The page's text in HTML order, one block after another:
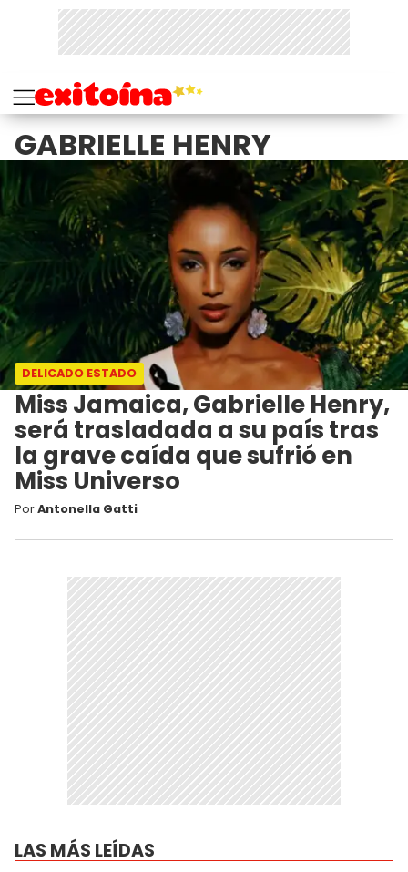
GABRIELLE HENRY
DELICADO ESTADO
Miss Jamaica, Gabrielle Henry,
será trasladada a su país tras
la grave caída que sufrió en
Miss Universo
PorAntonella Gatti
LAS MÁS LEÍDAS